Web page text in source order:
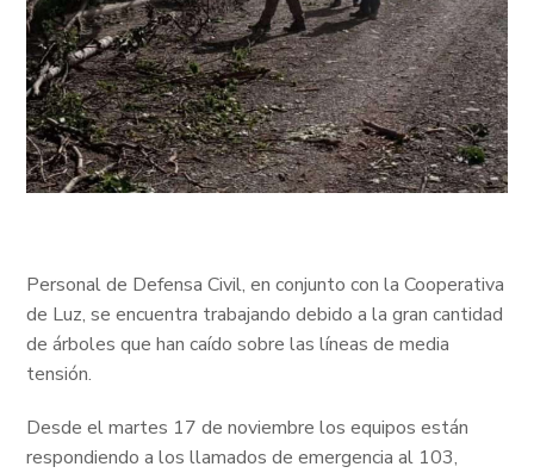
Personal de Defensa Civil, en conjunto con la Cooperativa
de Luz, se encuentra trabajando debido a la gran cantidad
de árboles que han caído sobre las líneas de media
tensión.
Desde el martes 17 de noviembre los equipos están
respondiendo a los llamados de emergencia al 103,